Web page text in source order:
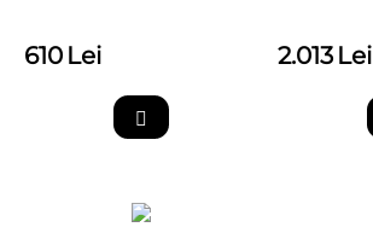
610 Lei 2.013 Lei